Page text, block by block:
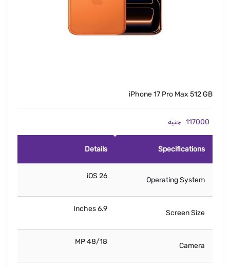
iPhone 17 Pro Max 512 GB
117000 جنيه
Specifications
Details
Operating System
iOS 26
Screen Size
6.9 Inches
Camera
48/18 MP